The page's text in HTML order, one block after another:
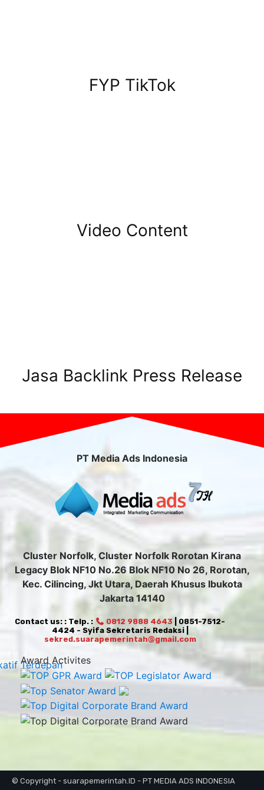
FYP TikTok
Video Content
Jasa Backlink Press Release
PT Media Ads Indonesia
Cluster Norfolk, Cluster Norfolk Rorotan Kirana
Legacy Blok NF10 No.26 Blok NF10 No 26, Rorotan,
Kec. Cilincing, Jkt Utara, Daerah Khusus Ibukota
Jakarta 14140
Contact us: : Telp. : 0812 9888 4643 | 0851-7512-
4424 - Syifa Sekretaris Redaksi |
sekred.suarapemerintah@gmail.com
Award Activites
© Copyright - suarapemerintah.ID - PT MEDIA ADS INDONESIA